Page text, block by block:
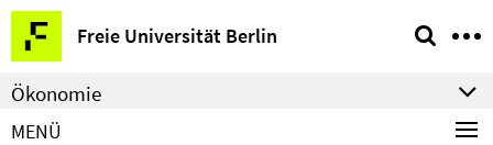
Springe
direkt
zu
Inhalt
Freie Universität Berlin
Service-
Navigation
Ökonomie
MENÜ